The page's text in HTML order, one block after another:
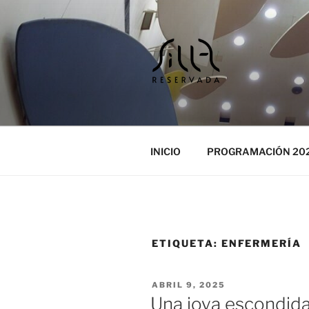
contenido
SILLA
Cursos y encuentros musicales
INICIO PROGRAMACIÓN
ETIQUETA: ENFERMERÍA
PUBLICADO
EL
ABRIL 9, 2025
Una joya